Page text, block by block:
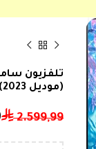
⃁999,99
(موديل 2023)
⃁2.599,99